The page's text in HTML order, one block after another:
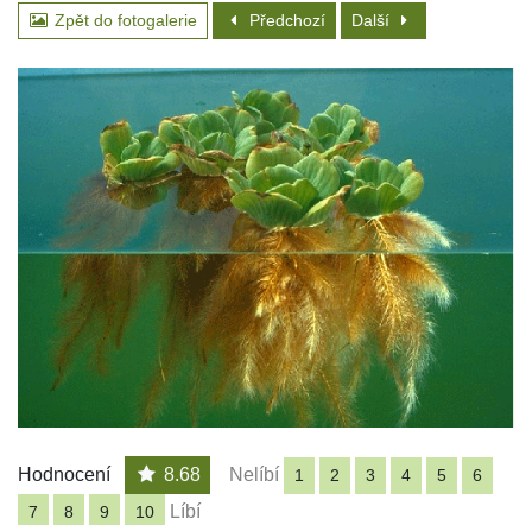
Zpět do fotogalerie Předchozí Další
Hodnocení 8.68 Nelíbí 1 2 3 4 5
6
7
8 9 10 Líbí